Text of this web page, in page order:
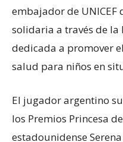
embajador de UNICEF
solidaria a través de la
dedicada a promover
salud para niños en
El jugador argentino
los Premios Princesa
estadounidense